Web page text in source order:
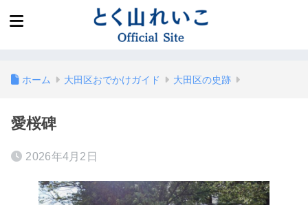
ホーム 大田区おでかけガイド 大田区の史跡
愛桜碑
2026年4月2日